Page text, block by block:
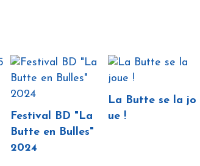
Festival BD "La
Butte en Bulles"
2024
La Butte se la jo
ue !